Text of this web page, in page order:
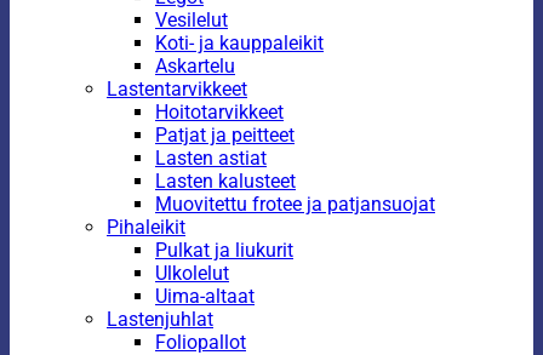
Vesilelut
Koti- ja kauppaleikit
Askartelu
Lastentarvikkeet
Hoitotarvikkeet
Patjat ja peitteet
Lasten astiat
Lasten kalusteet
Muovitettu frotee ja patjansuojat
Pihaleikit
Pulkat ja liukurit
Ulkolelut
Uima-altaat
Lastenjuhlat
Foliopallot